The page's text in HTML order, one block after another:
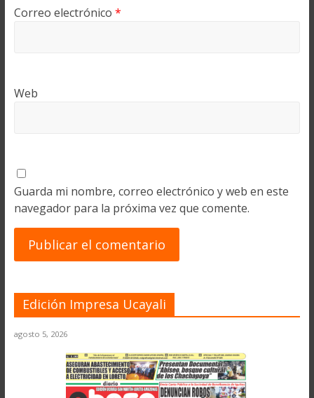
Correo electrónico *
Web
Guarda mi nombre, correo electrónico y web en este
navegador para la próxima vez que comente.
Edición Impresa Ucayali
agosto 5, 2026